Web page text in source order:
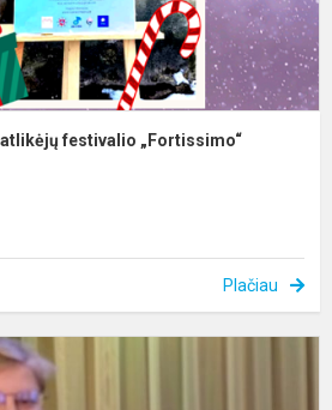
festivalio „Fortissimo“
Plačiau